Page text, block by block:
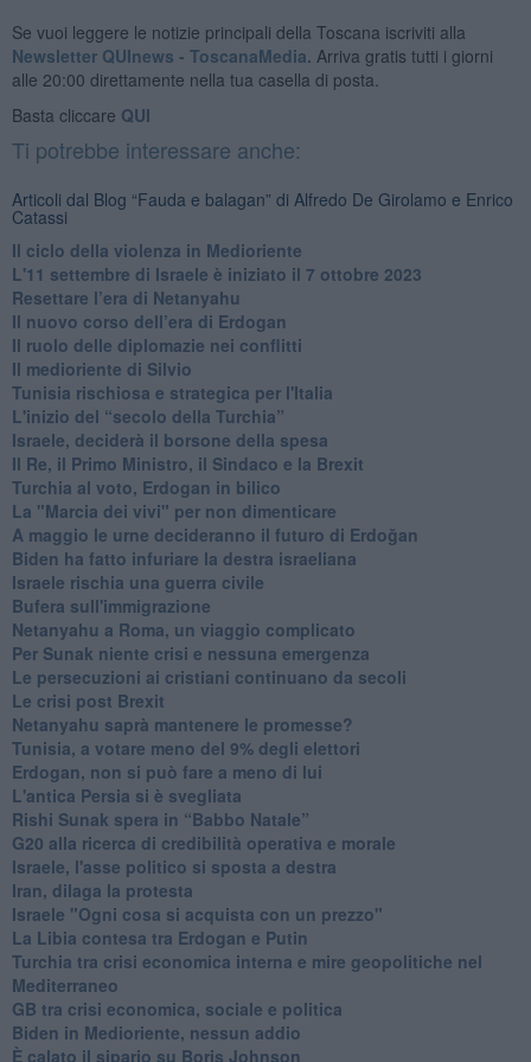
Se vuoi leggere le notizie principali della Toscana iscriviti alla
Newsletter QUInews - ToscanaMedia. Arriva gratis tutti i giorni
alle 20:00 direttamente nella tua casella di posta.
Basta cliccare QUI
Ti potrebbe interessare anche:
Articoli dal Blog “Fauda e balagan” di Alfredo De Girolamo e Enrico
Catassi
Il ciclo della violenza in Medioriente
L'11 settembre di Israele è iniziato il 7 ottobre 2023
Resettare l’era di Netanyahu
​Il nuovo corso dell’era di Erdogan
Il ruolo delle diplomazie nei conflitti
Il medioriente di Silvio
Tunisia rischiosa e strategica per l'Italia
L'inizio del “secolo della Turchia”
Israele, deciderà il borsone della spesa
Il Re, il Primo Ministro, il Sindaco e la Brexit
Turchia al voto, Erdogan in bilico
La "Marcia dei vivi" per non dimenticare
A maggio le urne decideranno il futuro di Erdoğan
Biden ha fatto infuriare la destra israeliana
Israele rischia una guerra civile
Bufera sull'immigrazione
Netanyahu a Roma, un viaggio complicato
Per Sunak niente crisi e nessuna emergenza
Le persecuzioni ai cristiani continuano da secoli
Le crisi post Brexit
Netanyahu saprà mantenere le promesse?
Tunisia, a votare meno del 9% degli elettori
Erdogan, non si può fare a meno di lui
L'antica Persia si è svegliata
Rishi Sunak spera in “Babbo Natale”
G20 alla ricerca di credibilità operativa e morale
Israele, l'asse politico si sposta a destra
Iran, dilaga la protesta
Israele "Ogni cosa si acquista con un prezzo"
La Libia contesa tra Erdogan e Putin
Turchia tra crisi economica interna e mire geopolitiche nel
Mediterraneo
GB tra crisi economica, sociale e politica
Biden in Medioriente, nessun addio
È calato il sipario su Boris Johnson